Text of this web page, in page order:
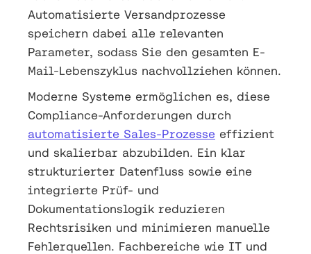
Automatisierte Versandprozesse
speichern dabei alle relevanten
Parameter, sodass Sie den gesamten E-
Mail-Lebenszyklus nachvollziehen können.
Moderne Systeme ermöglichen es, diese
Compliance-Anforderungen durch
automatisierte Sales-Prozesse effizient
und skalierbar abzubilden. Ein klar
strukturierter Datenfluss sowie eine
integrierte Prüf- und
Dokumentationslogik reduzieren
Rechtsrisiken und minimieren manuelle
Fehlerquellen. Fachbereiche wie IT und